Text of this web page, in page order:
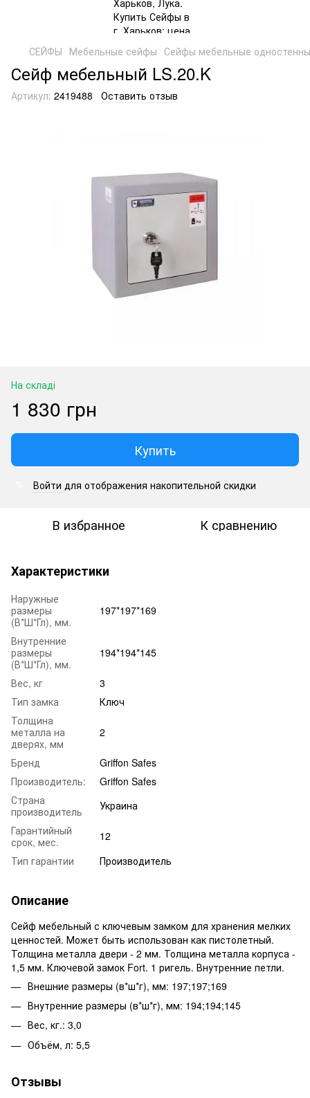
СЕЙФЫ Мебельные сейфы Сейфы мебельные
Сейф мебельный LS.20.K
Артикул: 2419488 Оставить отзыв
На складі
1 830 грн
Купить
Войти для отображения накопительной скидки
В избранное К сравнению
Характеристики
Наружные
размеры
(В*Ш*Гл), мм.
197*197*169
Внутренние
размеры
(В*Ш*Гл), мм.
194*194*145
Вес, кг
3
Тип замка
Ключ
Толщина
металла на
дверях, мм
2
Бренд
Griffon Safes
Производитель:
Griffon Safes
Страна
производитель
Украина
Гарантийный
срок, мес.
12
Тип гарантии
Производитель
Описание
Сейф мебельный с ключевым замком для хранения мелких
ценностей. Может быть использован как пистолетный.
Толщина металла двери - 2 мм. Толщина металла корпуса -
1,5 мм. Ключевой замок Fort. 1 ригель. Внутренние петли.
Внешние размеры (в*ш*г), мм: 197;197;169
Внутренние размеры (в*ш*г), мм: 194;194;145
Вес, кг.: 3,0
Объём, л: 5,5
Отзывы